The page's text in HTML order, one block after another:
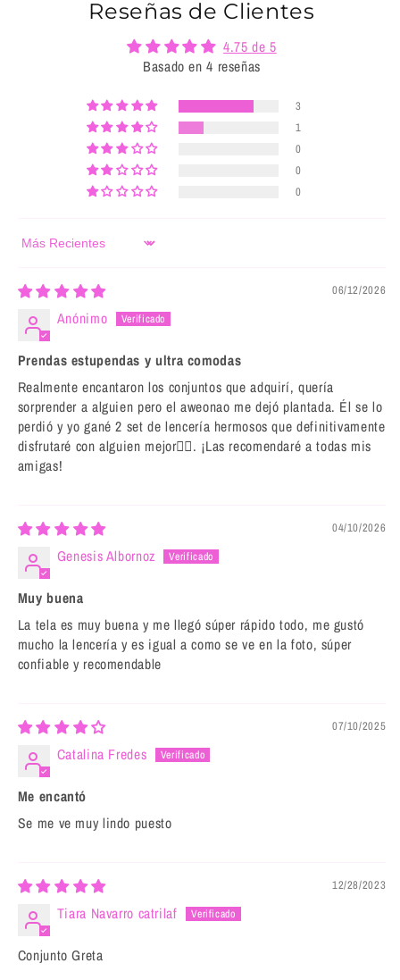
Reseñas de Clientes
4.75 de 5
Basado en 4 reseñas
3
1
0
0
0
Sort by
06/12/2026
Anónimo
Prendas estupendas y ultra comodas
Realmente encantaron los conjuntos que adquirí, quería
sorprender a alguien pero el aweonao me dejó plantada. Él se lo
perdió y yo gané 2 set de lencería hermosos que definitivamente
disfrutaré con alguien mejor❤️‍🔥. ¡Las recomendaré a todas mis
amigas!
04/10/2026
Genesis Albornoz
Muy buena
La tela es muy buena y me llegó súper rápido todo, me gustó
mucho la lencería y es igual a como se ve en la foto, súper
confiable y recomendable
07/10/2025
Catalina Fredes
Me encantó
Se me ve muy lindo puesto
12/28/2023
Tiara Navarro catrilaf
Conjunto Greta